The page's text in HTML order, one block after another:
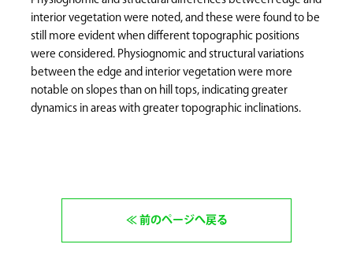
interior vegetation were noted, and these were found to be
still more evident when different topographic positions
were considered. Physiognomic and structural variations
between the edge and interior vegetation were more
notable on slopes than on hill tops, indicating greater
dynamics in areas with greater topographic inclinations.
前のページへ戻る